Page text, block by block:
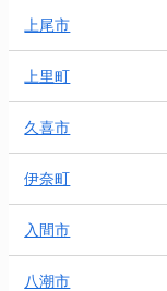
上尾市
上里町
久喜市
伊奈町
入間市
八潮市